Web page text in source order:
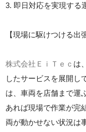
3. 即日対応を実現する
【現場に駆けつける出
株式会社ＥｉＴｅｃ は
したサービスを展開し
は、車両を店舗まで運
あれば現場で作業が完
両が動かせない状況は